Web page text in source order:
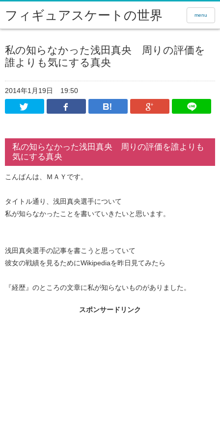
フィギュアスケートの世界 menu
私の知らなかった浅田真央 周りの評価を
誰よりも気にする真央
2014年1月19日
19:50
Twitter
Facebook はてなブックマーク
Google
私の知らなかった浅田真央 周りの評価を誰よりも
気にする真央
こんばんは、ＭＡＹです。
タイトル通り、浅田真央選手について
私が知らなかったことを書いていきたいと思います。
浅田真央選手の記事を書こうと思っていて
彼女の戦績を見るためにWikipediaを昨日見てみたら
『経歴』のところの文章に私が知らないものがありました。
スポンサードリンク